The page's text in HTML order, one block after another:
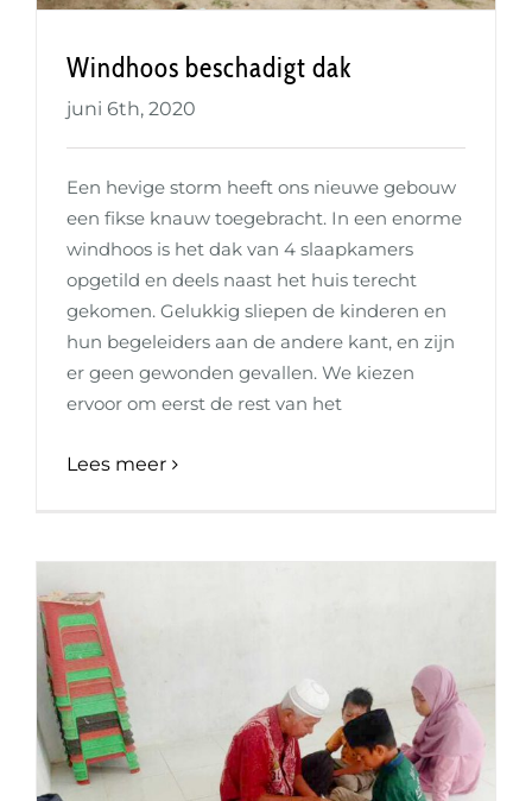
Windhoos beschadigt dak
juni 6th, 2020
Een hevige storm heeft ons nieuwe gebouw
een fikse knauw toegebracht. In een enorme
windhoos is het dak van 4 slaapkamers
opgetild en deels naast het huis terecht
gekomen. Gelukkig sliepen de kinderen en
hun begeleiders aan de andere kant, en zijn
er geen gewonden gevallen. We kiezen
ervoor om eerst de rest van het
Lees meer